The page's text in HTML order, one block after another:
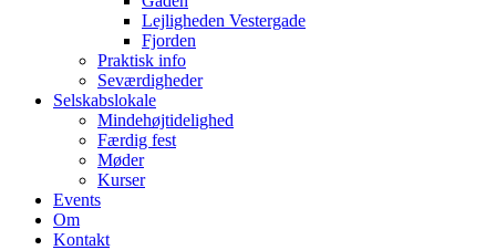
Lejligheden Vestergade
Fjorden
Praktisk info
Seværdigheder
Selskabslokale
Mindehøjtidelighed
Færdig fest
Møder
Kurser
Events
Om
Kontakt